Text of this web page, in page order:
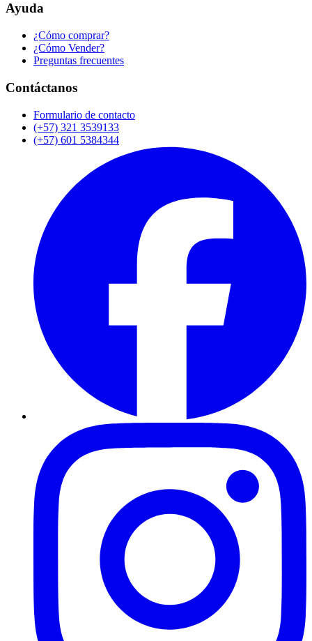
Ayuda
¿Cómo comprar?
¿Cómo Vender?
Preguntas frecuentes
Contáctanos
Formulario de contacto
(+57) 321 3539133
(+57) 601 5384344